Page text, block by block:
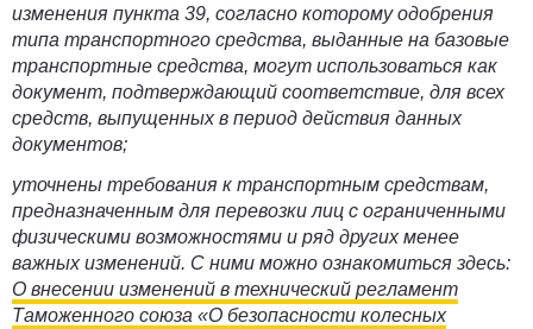
изменения пункта 39, согласно которому одобрения
типа транспортного средства, выданные на базовые
транспортные средства, могут использоваться как
документ, подтверждающий соответствие, для всех
средств, выпущенных в период действия данных
документов;
уточнены требования к транспортным средствам,
предназначенным для перевозки лиц с ограниченными
физическими возможностями и ряд других менее
важных изменений. С ними можно ознакомиться здесь:
О внесении изменений в технический регламент
Таможенного союза «О безопасности колесных